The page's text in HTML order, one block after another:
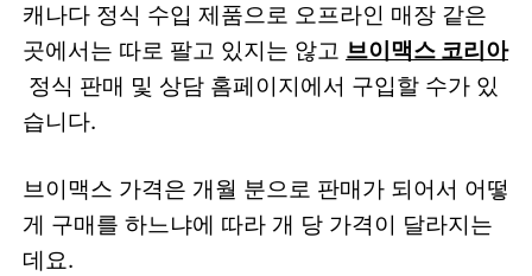
캐나다 정식 수입 제품으로 오프라인 매장 같은
곳에서는 따로 팔고 있지는 않고 브이맥스 코리아
정식 판매 및 상담 홈페이지에서 구입할 수가 있
습니다.
브이맥스 가격은 개월 분으로 판매가 되어서 어떻
게 구매를 하느냐에 따라 개 당 가격이 달라지는
데요.